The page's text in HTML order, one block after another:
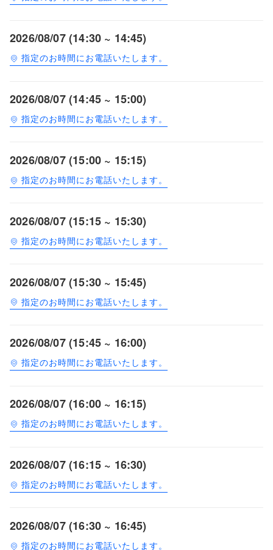
2026/08/07 (14:30 ~ 14:45)
指定のお時間にお電話いたします。
2026/08/07 (14:45 ~ 15:00)
指定のお時間にお電話いたします。
2026/08/07 (15:00 ~ 15:15)
指定のお時間にお電話いたします。
2026/08/07 (15:15 ~ 15:30)
指定のお時間にお電話いたします。
2026/08/07 (15:30 ~ 15:45)
指定のお時間にお電話いたします。
2026/08/07 (15:45 ~ 16:00)
指定のお時間にお電話いたします。
2026/08/07 (16:00 ~ 16:15)
指定のお時間にお電話いたします。
2026/08/07 (16:15 ~ 16:30)
指定のお時間にお電話いたします。
2026/08/07 (16:30 ~ 16:45)
指定のお時間にお電話いたします。